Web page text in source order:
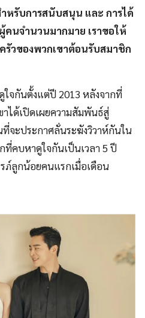
หรับการสนับสนุน และ การได้
นจำนวนมากมาย เราขอให้
วของพวกเขาต้อนรับสมาชิก
ใจกันตั้งแต่ปี 2013 หลังจากที่
ได้เปิดเผยความสัมพันธ์สู่
จะประกาศลั่นระฆังวิวาห์กันใน
ที่คบหาดูใจกันเป็นเวลา 5 ปี
ภ์ลูกน้อยคนแรกเมื่อเดือน